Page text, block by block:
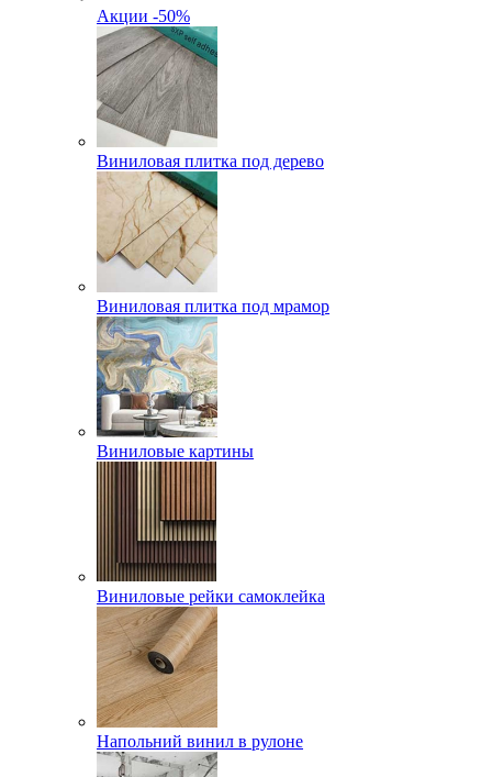
Акции -50%
Виниловая плитка под дерево
Виниловая плитка под мрамор
Виниловые картины
Виниловые рейки самоклейка
Напольний винил в рулоне